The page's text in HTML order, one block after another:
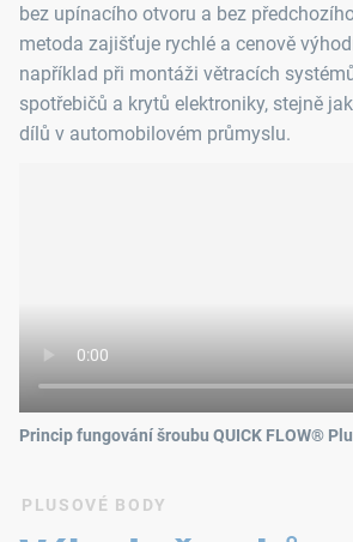
bez upínacího otvoru a bez
metoda zajišťuje rychlé a cenově
například při montáži větracích
spotřebičů a krytů elektroniky, stejně
dílů v automobilovém průmyslu.
Princip fungování šroubu QUICK FLOW®
PLUSOVÉ BODY